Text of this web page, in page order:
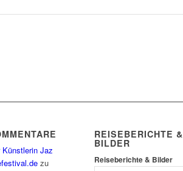
Jaz
zu
REISEBERICHTE &
BILDER
Reiseberichte & Bilder